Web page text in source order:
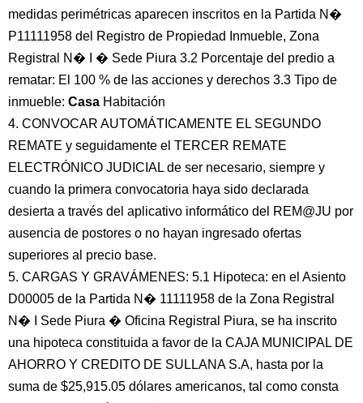
medidas perimétricas aparecen inscritos en la Partida N�
P11111958 del Registro de Propiedad Inmueble, Zona
Registral N� I � Sede Piura 3.2 Porcentaje del predio a
rematar: El 100 % de las acciones y derechos 3.3 Tipo de
inmueble: Casa Habitación
4. CONVOCAR AUTOMÁTICAMENTE EL SEGUNDO
REMATE y seguidamente el TERCER REMATE
ELECTRÓNICO JUDICIAL de ser necesario, siempre y
cuando la primera convocatoria haya sido declarada
desierta a través del aplicativo informático del REM@JU por
ausencia de postores o no hayan ingresado ofertas
superiores al precio base.
5. CARGAS Y GRAVÁMENES: 5.1 Hipoteca: en el Asiento
D00005 de la Partida N� 11111958 de la Zona Registral
N� I Sede Piura � Oficina Registral Piura, se ha inscrito
una hipoteca constituida a favor de la CAJA MUNICIPAL DE
AHORRO Y CREDITO DE SULLANA S.A, hasta por la
suma de $25,915.05 dólares americanos, tal como consta